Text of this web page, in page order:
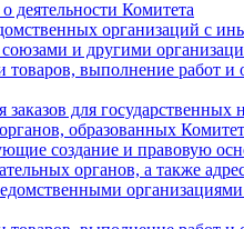
деятельности Комитета
организаций с
и другими
выполнение работ
для государственных
образованных
создание и правовую
органов, а также